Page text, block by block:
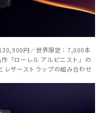
円／世界限定：7,000本
「ローレル アルピニスト」の
レザーストラップの組み合わせ